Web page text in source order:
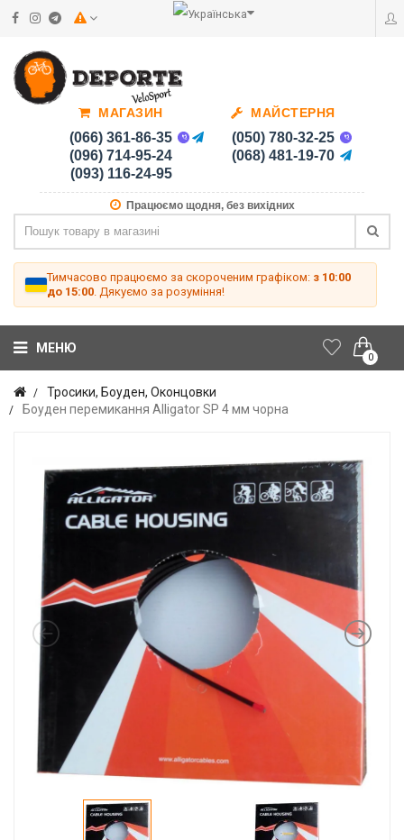
МАГАЗИН
(066) 361-86-35
(096) 714-95-24
(093) 116-24-95
МАЙСТЕРНЯ
(050) 780-32-25
(068) 481-19-70
Працюємо щодня, без вихідних
Тимчасово працюємо за скороченим графіком: з 10:00
до 15:00 . Дякуємо за розуміння!
0
МЕНЮ
Тросики, Боуден, Оконцовки
Боуден перемикання Alligator SP 4 мм чорна